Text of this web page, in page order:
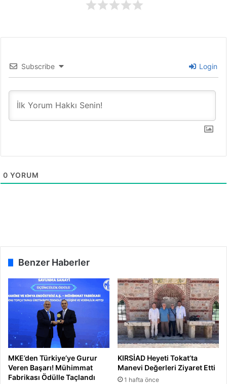
Subscribe Login
0 YORUM
Benzer Haberler
MKE’den Türkiye’ye Gurur
Veren Başarı! Mühimmat
Fabrikası Ödülle Taçlandı
KIRSİAD Heyeti Tokat’ta
Manevi Değerleri Ziyaret Etti
1 hafta önce